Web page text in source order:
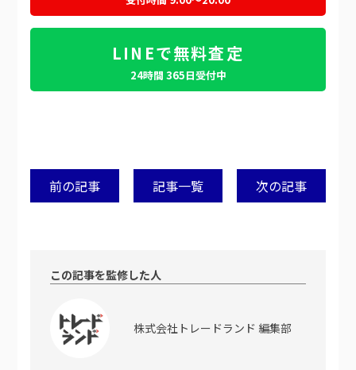
LINEで無料査定
24時間 365日受付中
前の記事 記事一覧 次の記事
この記事を監修した人
株式会社トレードランド 編集部